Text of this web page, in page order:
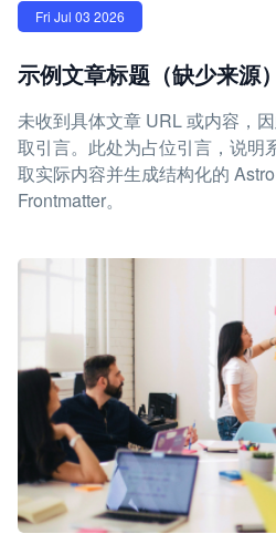
Fri Jul 03 2026
示例文章标题（缺少来源）
未收到具体文章 URL 或内容，
取引言。此处为占位引言，说明
取实际内容并生成结构化的
Frontmatter。